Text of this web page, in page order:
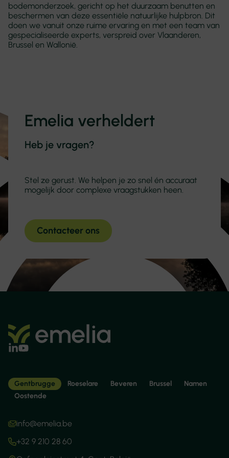
bodemonderzoek, gericht op het duurzaam benutten en
beschermen van deze essentiële natuurlijke hulpbron. Dit
doen we vanuit onze ruime ervaring en met een team van
gespecialiseerde experts, verspreid over Vlaanderen,
Brussel en Wallonië.
Emelia verheldert
Heb je vragen?
Stel ze gerust. We helpen je zo snel én accuraat
mogelijk door complexe vraagstukken heen.
Contacteer ons
Gentbrugge Roeselare Beveren Brussel
Namen
Oostende
info@emelia.be
+32 9 210 28 60